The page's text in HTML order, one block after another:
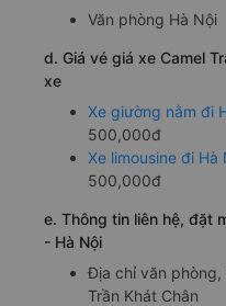
Văn phòng Hà Nội
d. Giá vé giá xe Camel
xe
Xe giường nằm đi
500,000đ
Xe limousine đi Hà
500,000đ
e. Thông tin liên hệ, đặt
- Hà Nội
Địa chỉ văn phòng,
Trần Khát Chân